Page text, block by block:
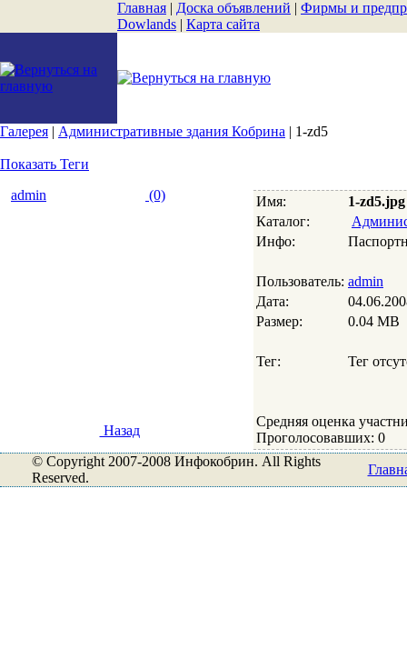
Главная | Доска объявлений | Фирмы и
Dowlands | Карта сайта
Галерея | Административные здания Кобрина | 1-zd5
Показать Теги
admin
(0)
Назад
Имя:
1-zd5.jpg
Каталог:
Инфо:
Пользователь: admin
Дата:
Размер:
0.04 MB
Тег: Тег
Средняя оценка
Проголосовавших: 0
© Copyright 2007-2008 Инфокобрин. All Rights
Reserved.